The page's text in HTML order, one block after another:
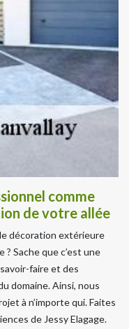
comme
de votre allée
décoration extérieure
? Sache que c’est une
faire et des
domaine. Ainsi, nous
à n’importe qui. Faites
de Jessy Elagage.